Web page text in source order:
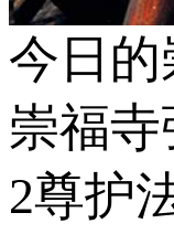
今日
崇福
2尊护